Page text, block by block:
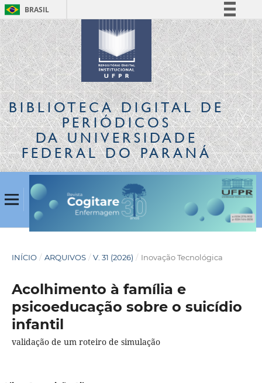
BRASIL
Simplifique!
Comunica BR
Participe
Acesso à informação
Legislação
Canais
BIBLIOTECA DIGITALDE
PERIÓDICOS
DA UNIVERSIDADE
FEDERAL DO PARANÁ
INÍCIO / ARQUIVOS / V. 31 (2026) / Inovação Tecnológica
Acolhimento à família e
psicoeducação sobre o suicídio
infantil
validação de um roteiro de simulação